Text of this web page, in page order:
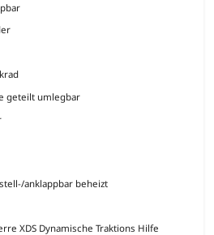
geteilt umlegbar
anklappbar beheizt
XDS Dynamische Traktions Hilfe